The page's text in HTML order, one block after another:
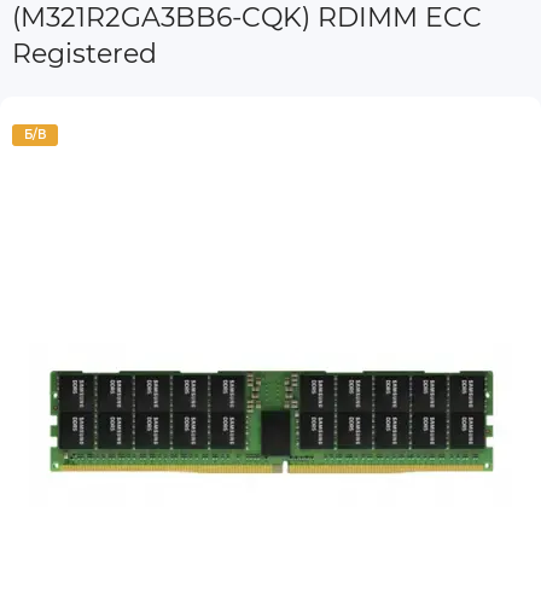
(M321R2GA3BB6-CQK) RDIMM ECC
Registered
Б/В